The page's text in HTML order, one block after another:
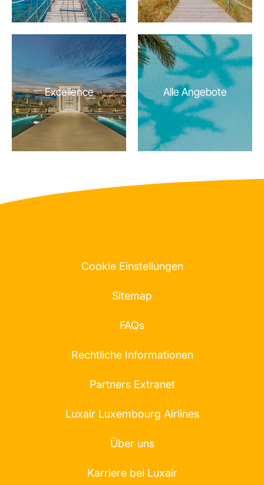
Excellence Alle Angebote
Cookie Einstellungen
Sitemap
FAQs
Rechtliche Informationen
Partners Extranet
Luxair Luxembourg Airlines
Über uns
Karriere bei Luxair